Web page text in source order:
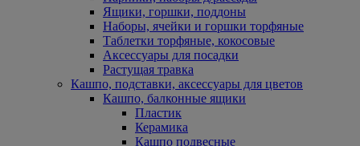
Ящики, горшки, поддоны
Наборы, ячейки и горшки торфяные
Таблетки торфяные, кокосовые
Аксессуары для посадки
Растущая травка
Кашпо, подставки, аксессуары для цветов
Кашпо, балконные ящики
Пластик
Керамика
Кашпо подвесные